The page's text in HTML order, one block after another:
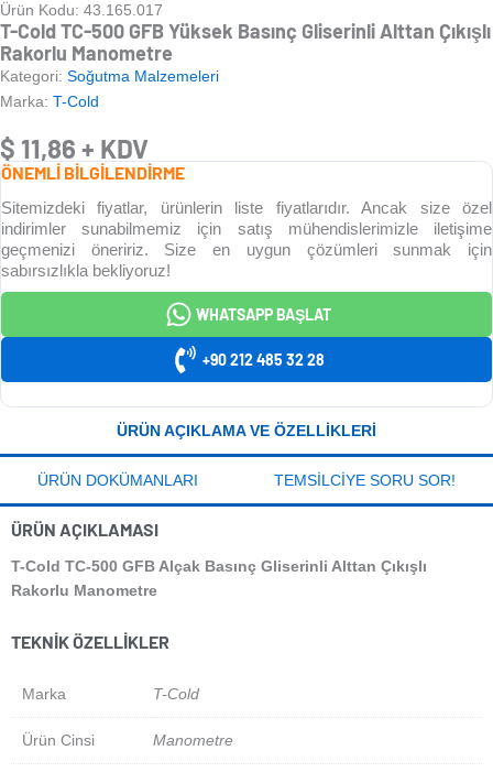
Ürün Kodu: 43.165.017
T-Cold TC-500 GFB Yüksek Basınç Gliserinli Alttan Çıkışlı
Rakorlu Manometre
Kategori: Soğutma Malzemeleri
Marka: T-Cold
$ 11,86 + KDV
ÖNEMLİ BİLGİLENDİRME
Sitemizdeki fiyatlar, ürünlerin liste fiyatlarıdır. Ancak size özel
indirimler sunabilmemiz için satış mühendislerimizle iletişime
geçmenizi öneririz. Size en uygun çözümleri sunmak için
sabırsızlıkla bekliyoruz!
WHATSAPP BAŞLAT
+90 212 485 32 28
ÜRÜN AÇIKLAMA VE ÖZELLIKLERI
ÜRÜN DOKÜMANLARI TEMSILCIYE SORU SOR!
ÜRÜN AÇIKLAMASI
T-Cold TC-500 GFB Alçak Basınç Gliserinli Alttan Çıkışlı
Rakorlu Manometre
TEKNIK ÖZELLIKLER
Marka T-Cold
Ürün Cinsi Manometre